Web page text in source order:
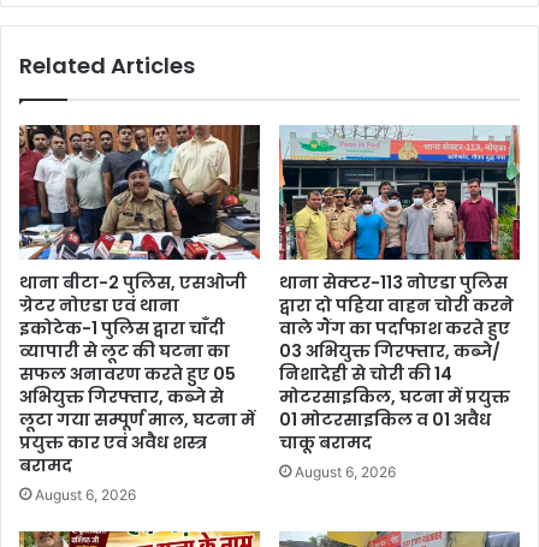
Related Articles
थाना बीटा-2 पुलिस, एसओजी
ग्रेटर नोएडा एवं थाना
इकोटेक-1 पुलिस द्वारा चाँदी
व्यापारी से लूट की घटना का
सफल अनावरण करते हुए 05
अभियुक्त गिरफ्तार, कब्जे से
लूटा गया सम्पूर्ण माल, घटना में
प्रयुक्त कार एवं अवैध शस्त्र
बरामद
August 6, 2026
थाना सेक्टर-113 नोएडा पुलिस
द्वारा दो पहिया वाहन चोरी करने
वाले गैंग का पर्दाफाश करते हुए
03 अभियुक्त गिरफ्तार, कब्जे/
निशादेही से चोरी की 14
मोटरसाइकिल, घटना में प्रयुक्त
01 मोटरसाइकिल व 01 अवैध
चाकू बरामद
August 6, 2026